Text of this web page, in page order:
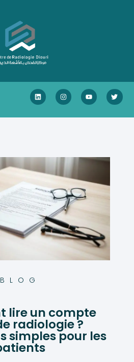
BLOG
lire un compte
radiologie ?
simples pour les